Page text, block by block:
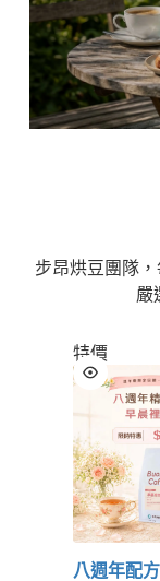
步昂烘豆團隊
嚴
特價
八週年配